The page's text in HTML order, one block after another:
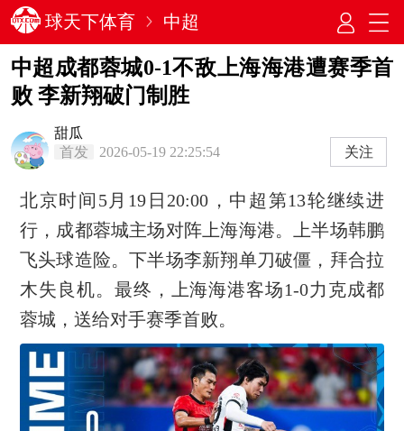
球天下体育 中超
中超成都蓉城0-1不敌上海海港遭赛季首
败 李新翔破门制胜
甜瓜
首发
2026-05-19 22:25:54 关注
北京时间5月19日20:00，中超第13轮继续进
行，成都蓉城主场对阵上海海港。上半场韩鹏
飞头球造险。下半场李新翔单刀破僵，拜合拉
木失良机。最终，上海海港客场1-0力克成都
蓉城，送给对手赛季首败。